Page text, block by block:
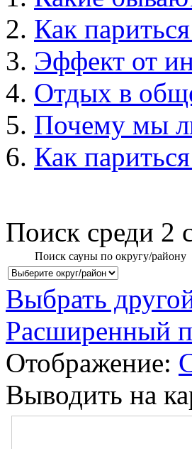
Как
Эффект от
Отдых в
Почему мы
Как
Поиск среди 2
Поиск сауны по округу/району
Выбрать
Расширенный
Отображение:
Выводить на